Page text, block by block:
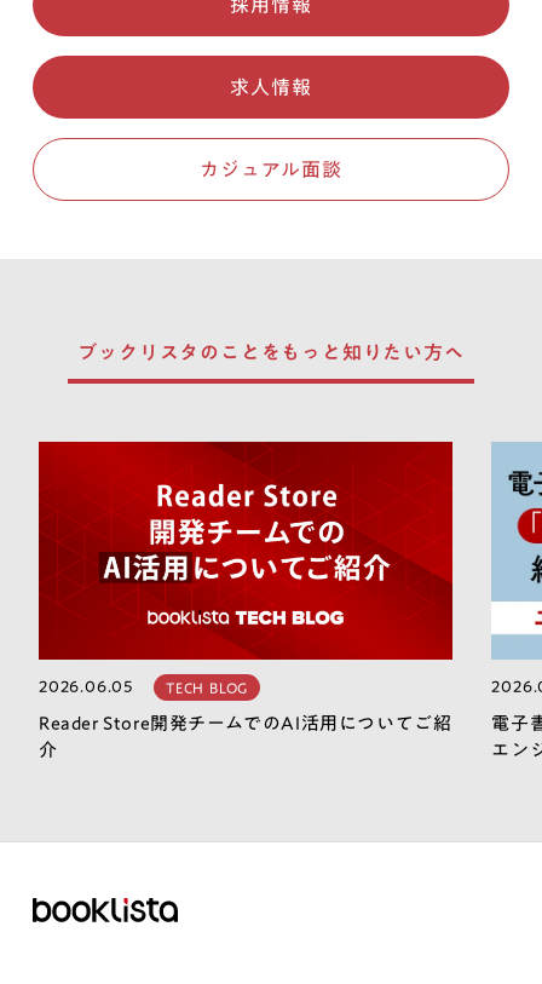
採用情報
求人情報
カジュアル面談
ブックリスタのことを もっと知りたい方へ
2026.06.05 TECH BLOG
Reader Store開発チームでのAI活用についてご紹
介
電子
エン